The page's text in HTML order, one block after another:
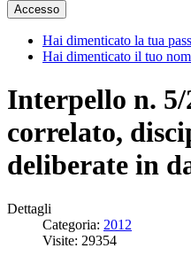
Accesso
Hai dimenticato la tua
Hai dimenticato il tuo
Interpello n. 5/
correlato,
deliberate in
Dettagli
Categoria: 2012
Visite: 29354